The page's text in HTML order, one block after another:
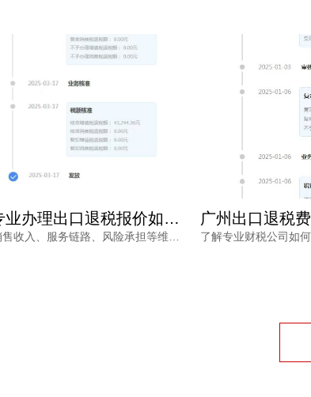
广州出口退税费用如何确认？专业财税公司根据什么定价？